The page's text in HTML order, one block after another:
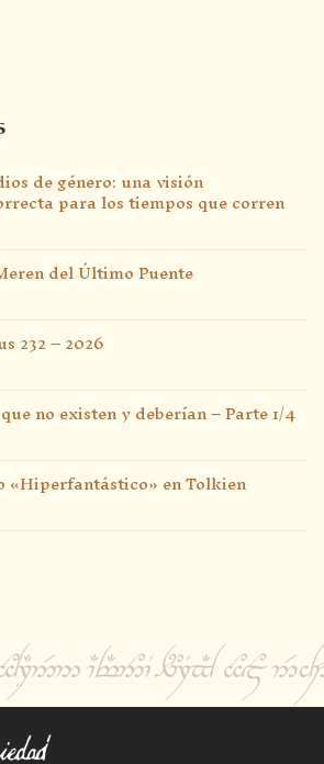
de género: una visión
para los tiempos que corren
del Último Puente
232 – 2026
no existen y deberían – Parte 1/4
«Hiperfantástico» en Tolkien